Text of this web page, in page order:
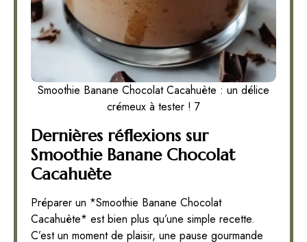
Smoothie Banane Chocolat Cacahuète : un délice
crémeux à tester ! 7
Dernières réflexions sur
Smoothie Banane Chocolat
Cacahuète
Préparer un *Smoothie Banane Chocolat
Cacahuète* est bien plus qu’une simple recette.
C’est un moment de plaisir, une pause gourmande